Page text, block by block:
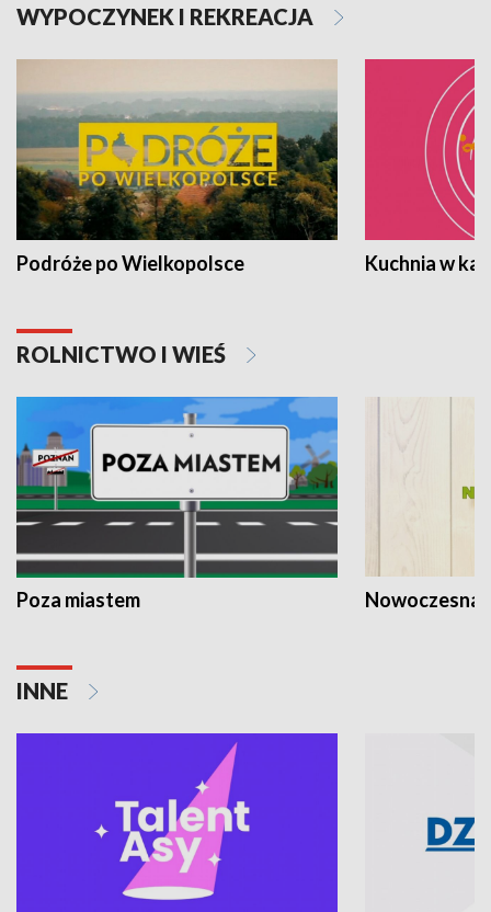
WYPOCZYNEK I REKREACJA
Podróże po Wielkopolsce Kuchnia w
ROLNICTWO I WIEŚ
Poza miastem Nowoczesna
INNE